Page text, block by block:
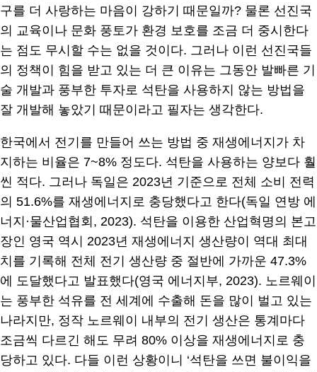
구를 더 사랑하는 마음이 강하기 때문일까? 물론 선진국
의 교육이나 문화 풍토가 환경 보호를 조금 더 중시한다
는 점도 무시할 수는 없을 것이다. 그러나 이런 선진국들
의 정책이 힘을 받고 있는 더 큰 이유는 그동안 발빠른 기
술 개발과 풍부한 투자로 석탄을 사용하지 않는 방법을
잘 개발해 놓았기 때문이라고 필자는 생각한다.
한국에서 전기를 만들어 쓰는 방법 중 재생에너지가 차
지하는 비율은 7~8% 정도다. 석탄을 사용하는 양보다 훨
씬 적다. 그러나 독일은 2023년 기준으로 전체 소비 전력
의 51.6%를 재생에너지로 충당했다고 한다(독일 연방 에
너지·물산업협회, 2023). 석탄을 이용한 산업혁명의 본고
장인 영국 역시 2023년 재생에너지 생산량이 역대 최대
치를 기록해 전체 전기 생산량 중 절반에 가까운 47.3%
에 도달했다고 발표했다(영국 에너지부, 2023). 노르웨이
는 풍부한 석유를 전 세계에 수출해 돈을 많이 벌고 있는
나라지만, 정작 노르웨이 내부의 전기 생산은 통계마다
조금씩 다르긴 해도 무려 80% 이상을 재생에너지로 충
당하고 있다. 다들 이런 상황이니 ‘석탄을 쓰면 불이익을